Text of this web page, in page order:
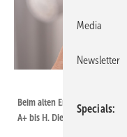
Beim alten Energieausweis
A+ bis H. Die neuen werden
Media
Newsletter
Specials